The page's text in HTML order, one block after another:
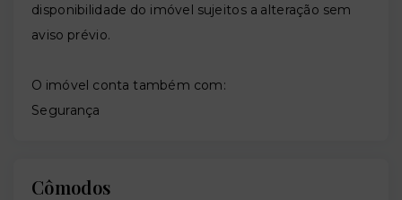
disponibilidade do imóvel sujeitos a alteração sem
aviso prévio.
O imóvel conta também com:
Segurança
Cômodos